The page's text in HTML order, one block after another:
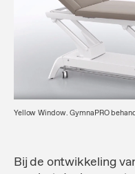
Yellow Window. GymnaPRO
Bij de ontwikkeling